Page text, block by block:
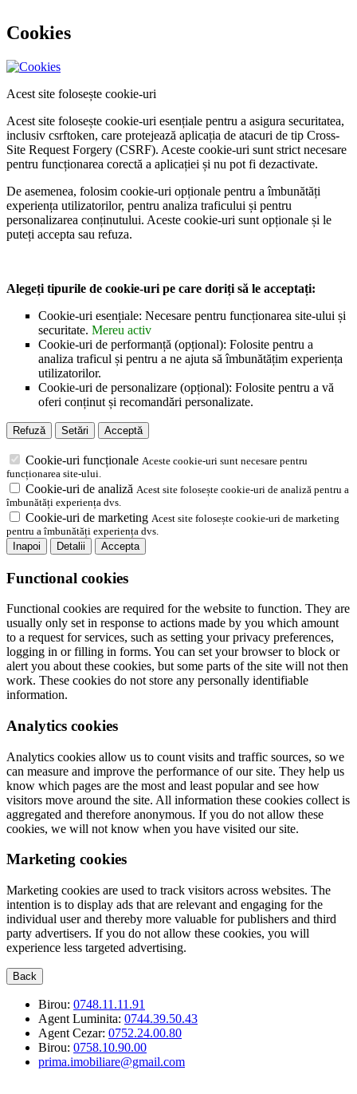
Cookies
Acest site folosește cookie-uri
Acest site folosește cookie-uri esențiale pentru a asigura securitatea,
inclusiv csrftoken, care protejează aplicația de atacuri de tip Cross-
Site Request Forgery (CSRF). Aceste cookie-uri sunt strict necesare
pentru funcționarea corectă a aplicației și nu pot fi dezactivate.
De asemenea, folosim cookie-uri opționale pentru a îmbunătăți
experiența utilizatorilor, pentru analiza traficului și pentru
personalizarea conținutului. Aceste cookie-uri sunt opționale și le
puteți accepta sau refuza.
Alegeți tipurile de cookie-uri pe care doriți să le acceptați:
Cookie-uri esențiale: Necesare pentru funcționarea site-ului și
securitate. Mereu activ
Cookie-uri de performanță (opțional): Folosite pentru a
analiza traficul și pentru a ne ajuta să îmbunătățim experiența
utilizatorilor.
Cookie-uri de personalizare (opțional): Folosite pentru a vă
oferi conținut și recomandări personalizate.
Refuză Setări Acceptă
Cookie-uri funcționale Aceste cookie-uri sunt necesare pentru
funcționarea site-ului.
Cookie-uri de analiză Acest site folosește cookie-uri de analiză pentru a
îmbunătăți experiența dvs.
Cookie-uri de marketing Acest site folosește cookie-uri de marketing
pentru a îmbunătăți experiența dvs.
Inapoi
Detalii Accepta
Functional cookies
Functional cookies are required for the website to function. They are
usually only set in response to actions made by you which amount
to a request for services, such as setting your privacy preferences,
logging in or filling in forms. You can set your browser to block or
alert you about these cookies, but some parts of the site will not then
work. These cookies do not store any personally identifiable
information.
Analytics cookies
Analytics cookies allow us to count visits and traffic sources, so we
can measure and improve the performance of our site. They help us
know which pages are the most and least popular and see how
visitors move around the site. All information these cookies collect is
aggregated and therefore anonymous. If you do not allow these
cookies, we will not know when you have visited our site.
Marketing cookies
Marketing cookies are used to track visitors across websites. The
intention is to display ads that are relevant and engaging for the
individual user and thereby more valuable for publishers and third
party advertisers. If you do not allow these cookies, you will
experience less targeted advertising.
Back
Birou: 0748.11.11.91
Agent Luminita: 0744.39.50.43
Agent Cezar: 0752.24.00.80
Birou: 0758.10.90.00
prima.imobiliare@gmail.com